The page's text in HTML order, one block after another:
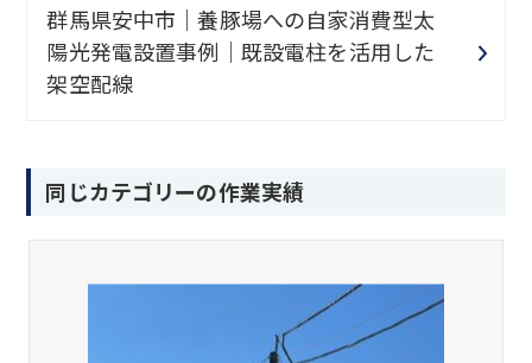
群馬県安中市｜養豚場への自家消費型太
陽光発電設置事例｜既設電柱を活用した
架空配線
同じカテゴリーの作業実績